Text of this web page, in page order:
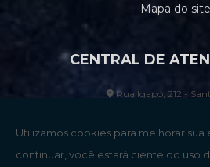
Mapa do site
CENTRAL DE
Rua Igapó, 212 -
vendas@cobapee.com.br